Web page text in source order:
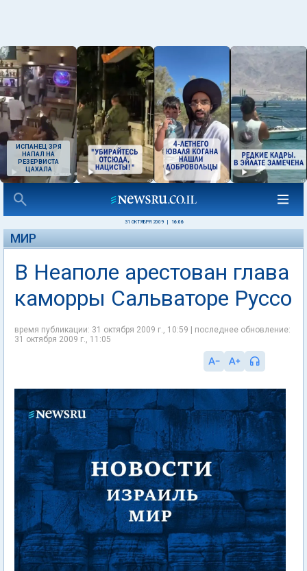
ИСПАНЕЦ ЗРЯ
НАПАЛ НА
РЕЗЕРВИСТА
ЦАХАЛА
31 ОКТЯБРЯ 2009 16:06
МИР
В Неаполе арестован глава
каморры Сальваторе Руссо
время публикации: 31 октября 2009 г., 10:59 | последнее обновление:
31 октября 2009 г., 11:05